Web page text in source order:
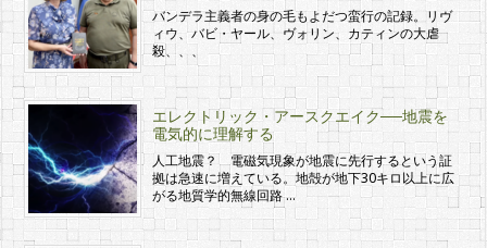
バンデラ主義者の身の毛もよだつ蛮行の記録。リヴ
ィウ、バビ・ヤール、ヴォリン、カティンの大虐
殺、、、
エレクトリック・アースクエイク──地震を
電気的に理解する
人工地震？ 電磁気現象が地震に先行するという証
拠は急速に増えている。地殻が地下30キロ以上に広
がる地質学的無線回路 …